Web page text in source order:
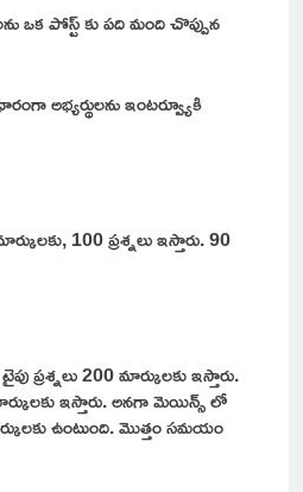
ఒక పోస్ట్ కు పది మంది చొప్పున
అభ్యర్థులను ఇంటర్వ్యూకి
100 ప్రశ్నలు ఇస్తారు. 90
ప్రశ్నలు 200 మార్కులకు ఇస్తారు.
ఇస్తారు. అనగా మెయిన్స్ లో
ఉంటుంది. మొత్తం సమయం